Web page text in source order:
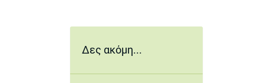
Δες ακόμη...